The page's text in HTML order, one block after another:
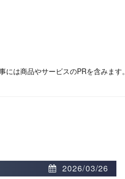
は商品やサービスのPRを含みます。
2026/03/26